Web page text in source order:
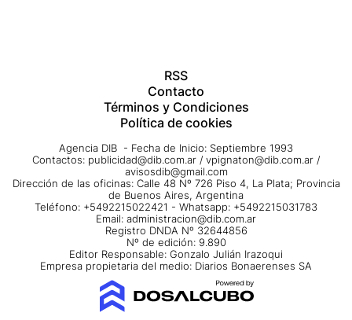
RSS
Contacto
Términos y Condiciones
Política de cookies
Agencia DIB - Fecha de Inicio: Septiembre 1993
Contactos: publicidad@dib.com.ar / vpignaton@dib.com.ar /
avisosdib@gmail.com
Dirección de las oficinas: Calle 48 Nº 726 Piso 4, La Plata; Provincia
de Buenos Aires, Argentina
Teléfono: +5492215022421 - Whatsapp: +5492215031783
Email: administracion@dib.com.ar
Registro DNDA Nº 32644856
Nº de edición: 9.890
Editor Responsable: Gonzalo Julián Irazoqui
Empresa propietaria del medio: Diarios Bonaerenses SA